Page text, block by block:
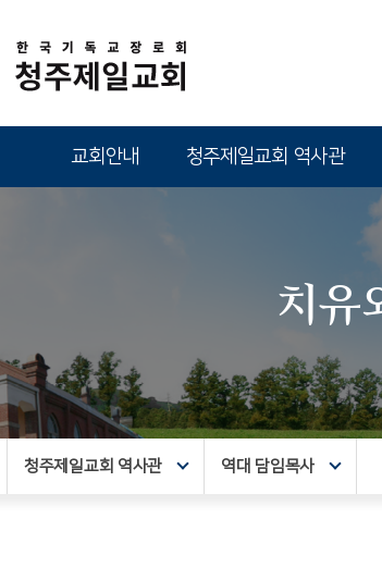
교회안내 청주제일교회 역사관
치유
청주제일교회 역사관 역대 담임목사